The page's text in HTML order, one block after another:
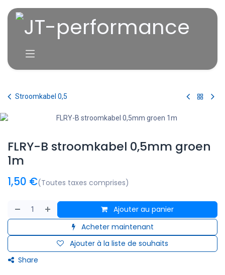
Stroomkabel 0,5
FLRY-B stroomkabel 0,5mm groen
1m
1,50 €(Toutes taxes comprises)
Ajouter au panier
Acheter maintenant
Ajouter à la liste de souhaits
Share